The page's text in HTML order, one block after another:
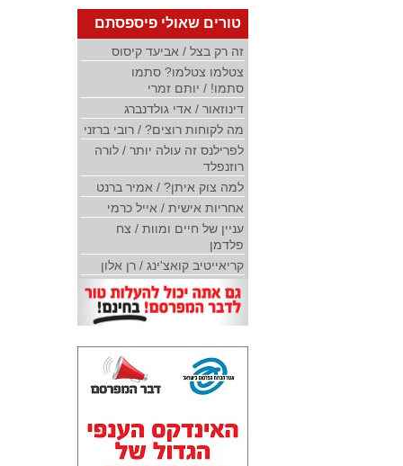
טורים שאולי פיספסתם
זה רק בצל / אביעד קיסוס
צטלמו צטלמו? סתמו
סתמו! / יותם זמרי
דינוזאור / אדי גולדנברג
מה לקוחות רוצים? / רובי ברזני
לפרילנס זה עולה יותר / לורה
רוזנפלד
למה צוק איתן? / אמיר ברנט
אחריות אישית / אייל כרמי
עניין של חיים ומוות / צח
פלדמן
קריאייטיב קואצ'ינג / רן אלון